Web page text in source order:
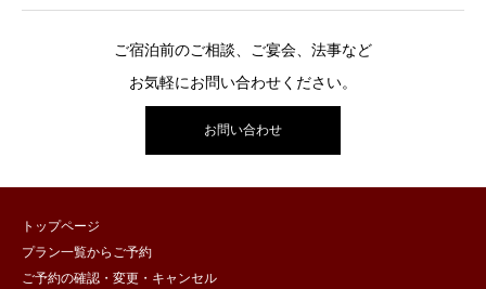
ご宿泊前のご相談、ご宴会、法事など
お気軽にお問い合わせください。
お問い合わせ
トップページ
プラン一覧からご予約
ご予約の確認・変更・キャンセル